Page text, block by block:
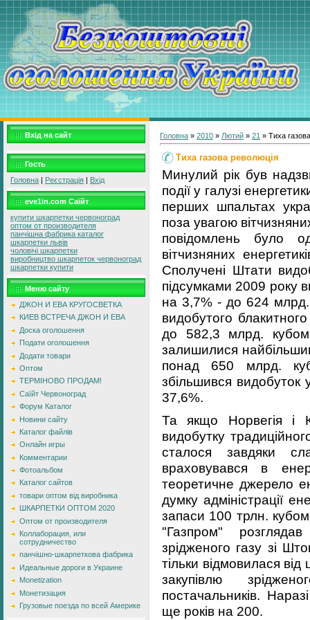
Вхід на сайт
Гость
Головна | Реєстрація | Вхід
eve1in.com Саїйт
купити шкарпетки червоноград
оптом от производителя
панчішна фабрика каталог
шкарпетки львів
чоловічі шкарпетки
виробництво шкарпеток червоноград
шкарпетки купити
Меню сайту
ДЖОН И ЕВА КРУГОСВЕТКА
КИЕВ ВСТРЕЧА ДЖОН И ЕВА
Доска оголошення
Подати оголошення
Додати товари
Оптом
ТЕРМІНОВО ПРОДАМ!
Саїйт Червоноград
Форум Каталог
Новини сайту
Каталог файлів
Онлайн игры
Комментарии
Фотоальбом
Каталог сайтов
товари оптом від виробника
ШКАРПЕТКИ ОПТОМ 2020
Оптом от производителя
Коллаборация, или
сотрудничество
панчішно-шкарпеткова фабрика
Идеальные дороги в Украине
Monetization
Монетизация
Грузовые поезда по всей Америке
Головна » 2010 » Лютий » 21 » Тиха
Тиха газова революція
Минулий рік був
події у галузі
перших шпальтах
поза увагою
повідомлень було
вітчизняних
Сполучені Штати
підсумками 2009 року
на 3,7% - до 624 млрд.
видобутого
до 582,3 млрд.
залишилися
понад 650 млрд.
збільшився видобуток
37,6%.
Та якщо Норвегія і
видобутку
сталося завдяки
враховувався в
теоретичне джерело
думку адміністрації
запаси 100 трлн.
"Газпром"
зрідженого газу зі
тільки відмовилася
закупівлю
постачальників.
ще років на 200.